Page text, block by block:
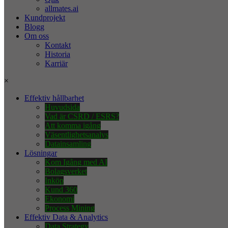
allmates.ai
Kundprojekt
Blogg
Om oss
Kontakt
Historia
Karriär
×
Effektiv hållbarhet
Huvudsida
Vad är CSRD / ESRS?
Att komma igång
Väsentlighetsanalys
Datainsamling
Lösningar
Kom Igång med AI
Bolagsverket
Inköp
Kund 360
Ekonomi
Process Mining
Effektiv Data & Analytics
Data Strategy